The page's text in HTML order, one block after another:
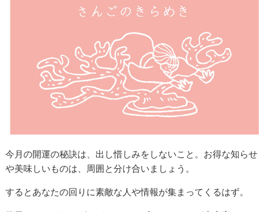
今月の開運の秘訣は、出し惜しみをしないこと。お得な知らせ
や美味しいものは、周囲と分け合いましょう。
するとあなたの回りに素敵な人や情報が集まってくるはず。